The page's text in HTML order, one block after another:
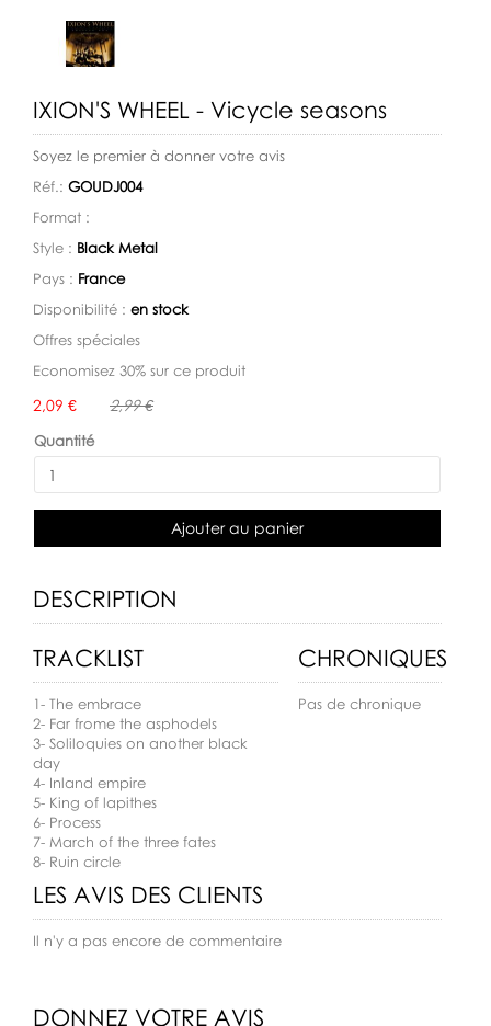
IXION'S WHEEL - Vicycle seasons
Soyez le premier à donner votre avis
Réf.: GOUDJ004
Format :
Style : Black Metal
Pays : France
Disponibilité : en stock
Offres spéciales
Economisez 30% sur ce produit
Disponibilité:
2,09 € 2,99 €
Quantité
Ajouter au panier
DESCRIPTION
TRACKLIST
1- The embrace
2- Far frome the asphodels
3- Soliloquies on another black
day
4- Inland empire
5- King of lapithes
6- Process
7- March of the three fates
8- Ruin circle
CHRONIQUES
Pas de chronique
LES AVIS DES CLIENTS
Il n'y a pas encore de commentaire
DONNEZ VOTRE AVIS